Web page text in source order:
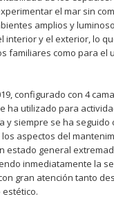
el mar sin
amplios y
interior y el exterior, lo
familiares como para el
configurado con 4
ha utilizado para
y siempre se ha seguido
aspectos del
estado general
inmediatamente la
gran atención tanto
estético.